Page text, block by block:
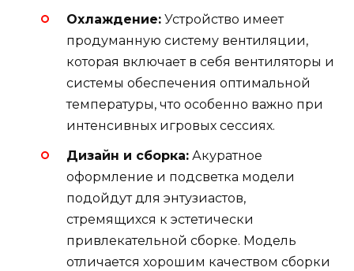
Охлаждение: Устройство имеет
продуманную систему вентиляции,
которая включает в себя вентиляторы и
системы обеспечения оптимальной
температуры, что особенно важно при
интенсивных игровых сессиях.
Дизайн и сборка: Акуратное
оформление и подсветка модели
подойдут для энтузиастов,
стремящихся к эстетически
привлекательной сборке. Модель
отличается хорошим качеством сборки